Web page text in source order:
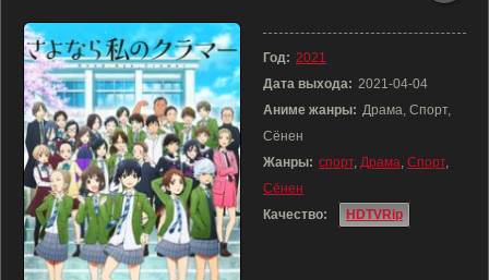
Год: 2021
Дата выхода: 2021-04-04
Аниме жанры: Драма, Спорт,
Сёнен
Жанры: спорт, Драма, Спорт,
Сёнен
Качество:
HDTVRip